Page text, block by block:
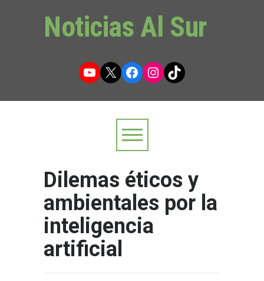
Noticias Al Sur
YouTube
X Facebook
Instagram
TikTok
Dilemas éticos y
ambientales por la
inteligencia
artificial